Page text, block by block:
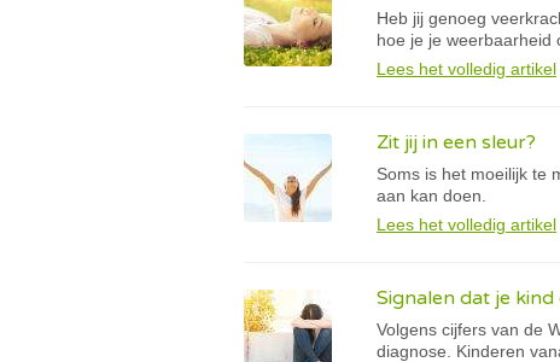
Heb jij genoeg
hoe je je weerbaarheid
Lees het volledig artikel
Zit jij in een sleur?
Soms is het moeilijk te
aan kan doen.
Lees het volledig artikel
Signalen dat je kind
Volgens cijfers van de
diagnose. Kinderen